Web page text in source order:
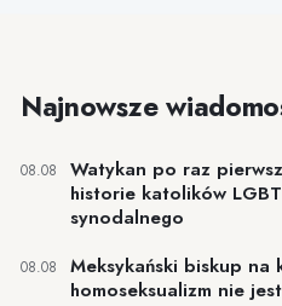
Najnowsze
08.08
Watykan po raz
historie katolików
synodalnego
08.08
Meksykański biskup na
homoseksualizm nie